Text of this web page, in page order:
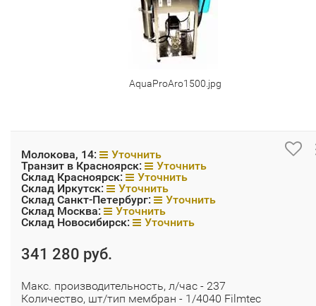
AquaProAro1500.jpg
Молокова, 14:
Уточнить
Транзит в Красноярск:
Уточнить
Склад Красноярск:
Уточнить
Склад Иркутск:
Уточнить
Склад Санкт-Петербург:
Уточнить
Склад Москва:
Уточнить
Склад Новосибирск:
Уточнить
341 280 руб.
Макс. производительность, л/час - 237
Количество, шт/тип мембран - 1/4040 Filmtec